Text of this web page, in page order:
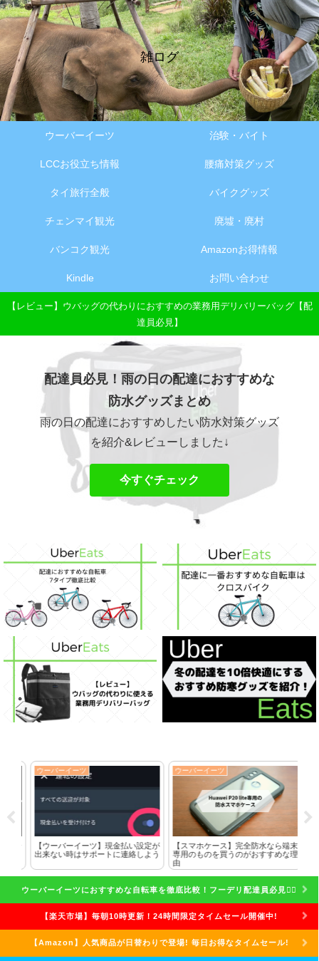
雑ログ
ウーバーイーツ 治験・バイト
LCCお役立ち情報 腰痛対策グッズ
タイ旅行全般 バイクグッズ
チェンマイ観光 廃墟・廃村
バンコク観光 Amazonお得情報
Kindle お問い合わせ
【レビュー】ウバッグの代わりにおすすめの業務用デリバリーバッグ【配
達員必見】
配達員必見！雨の日の配達におすすめな
防水グッズまとめ
雨の日の配達におすすめしたい防水対策グッズ
を紹介&レビューしました↓
今すぐチェック
ウーバーイーツ
【ウーバーイーツ】現金払い設定が
出来ない時はサポートに連絡しよう
ウーバーイーツ
【スマホケース】完全防水なら端末
専用のものを買うのがおすすめな理
由
ウーバーイーツにおすすめな自転車を徹底比較！フーデリ配達員必見🚴‍♀️
【楽天市場】毎朝10時更新！24時間限定タイムセール開催中!
【Amazon】人気商品が日替わりで登場! 毎日お得なタイムセール!